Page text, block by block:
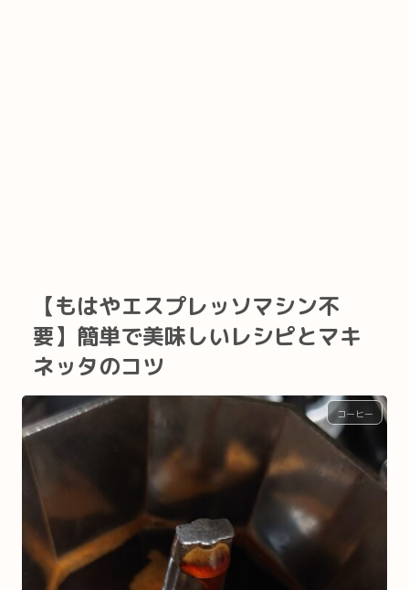
【もはやエスプレッソマシン不
要】簡単で美味しいレシピとマキ
ネッタのコツ
コーヒー